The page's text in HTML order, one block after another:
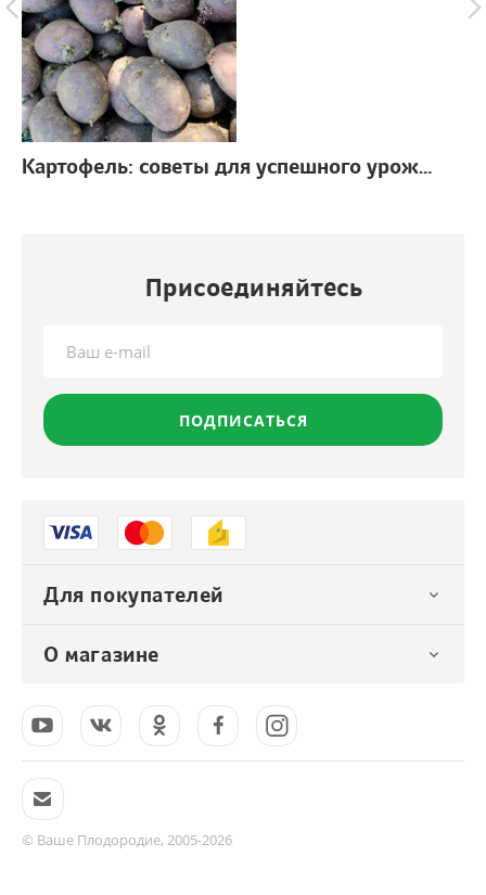
Картофель: советы для успешного урожая
Присоединяйтесь
ПОДПИСАТЬСЯ
Для покупателей
О магазине
© Ваше Плодородие, 2005-2026